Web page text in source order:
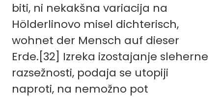
biti, ni nekakšna variacija na
Hölderlinovo misel dichterisch,
wohnet der Mensch auf dieser
Erde.[32] Izreka izostajanje sleherne
razsežnosti, podaja se utopiji
naproti, na nemožno pot